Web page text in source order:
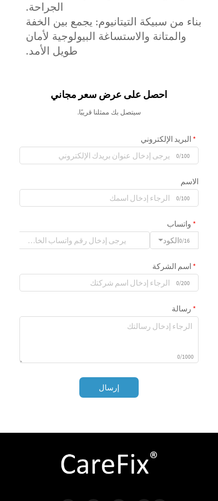
الجراحة.
بناء من سبيكة التيتانيوم: يجمع بين الخفة
والمتانة والاستساغة البيولوجية لأمان
طويل الأمد.
احصل على عرض سعر مجاني
سيتصل بك ممثلنا قريبًا.
البريد الإلكتروني
0/100
الاسم
0/100
واتساب
الكود0/16
اسم الشركة
0/200
رسالة
0/1000
إرسال